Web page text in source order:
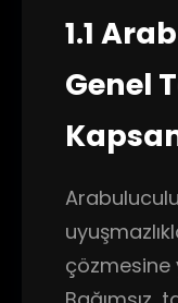
1.1
Genel
çözmesine